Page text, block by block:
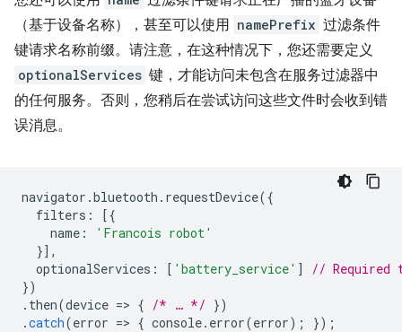
（基于设备名称），甚至可以使用 namePrefix 过滤条件
键请求名称前缀。请注意，在这种情况下，您还需要定义
optionalServices 键，才能访问未包含在服务过滤器中
的任何服务。否则，您稍后在尝试访问这些文件时会收到错
误消息。
navigator .bluetooth . requestDevice({
filters :
[{
name :
'Francois robot'
}],
optionalServices : [ 'battery_service' ]
// Required
})
. then(device => { /* … */ })
.catch(error => { console. error(error); });